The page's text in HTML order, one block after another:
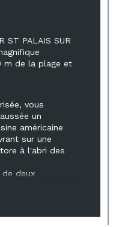
ST PALAIS SUR
m de la plage et
vous
un
américaine
sur une
à l'abri des
deux